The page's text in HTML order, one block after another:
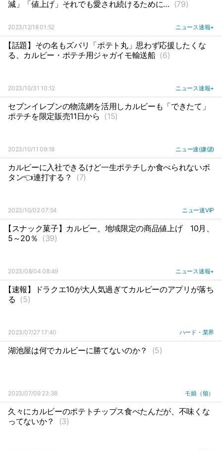
減」「値上げ」それでも愛され続けるために… (79)
2023/12/18 01:52 ニュース速報+
【話題】その名もズバリ「ポテト丸」思わず応援したくな
る、カルビー・ポテチ用ジャガイモ輸送船 (6)
2023/10/31 10:12 ニュース速報+
セブンイレブンの物流網を活用しカルビーも「できたて」
ポテチを限定販売11日から (15)
2023/10/11 09:18 ニュー速(嫌儲)
カルビーに入社できるけど一生ポテチしか食べられないボ
タン👈連打する？
(7)
2023/10/02 07:54 ニュー速VIP
【スナック菓子】カルビー、地域限定の商品値上げ
10月、
5～20％ (39)
2023/08/04 08:49 ニュース速報+
【速報】ドラクエ10が大人気過ぎてカルビーのアプリが落ち
る (5)
2023/07/27 17:40 ハード・業界
湖池屋は何でカルビーに勝てないのか？ (5)
2023/07/09 23:38 モ娘（狼）
久々にカルビーのポテトチップス食べたんだが、不味くな
ってないか？
(3)